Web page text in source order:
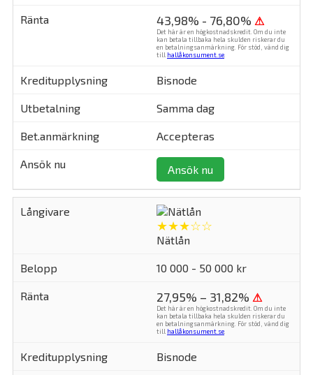
43,98% - 76,80% ⚠
Det här är en högkostnadskredit. Om du inte
kan betala tillbaka hela skulden riskerar du
en betalningsanmärkning. För stöd, vänd dig
till hallåkonsument.se
Bisnode
Samma dag
Accepteras
Ansök nu
★★★☆☆
Nätlån
10 000 - 50 000 kr
27,95% – 31,82% ⚠
Det här är en högkostnadskredit. Om du inte
kan betala tillbaka hela skulden riskerar du
en betalningsanmärkning. För stöd, vänd dig
till hallåkonsument.se
Bisnode